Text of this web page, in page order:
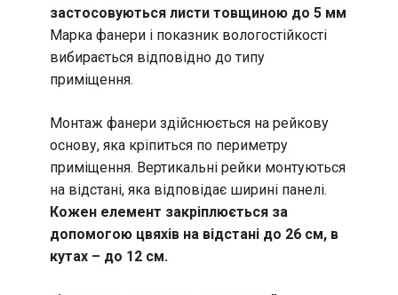
застосовуються листи товщиною до 5 мм
Марка фанери і показник вологостійкості
вибирається відповідно до типу
приміщення.
Монтаж фанери здійснюється на рейкову
основу, яка кріпиться по периметру
приміщення. Вертикальні рейки монтуються
на відстані, яка відповідає ширині панелі.
Кожен елемент закріплюється за
допомогою цвяхів на відстані до 26 см, в
кутах – до 12 см.